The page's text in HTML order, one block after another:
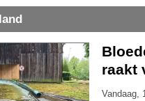
raakt
Vandaag,